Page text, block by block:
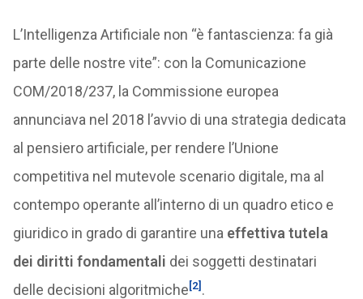
L’Intelligenza Artificiale non “è fantascienza: fa già
parte delle nostre vite”: con la Comunicazione
COM/2018/237, la Commissione europea
annunciava nel 2018 l’avvio di una strategia dedicata
al pensiero artificiale, per rendere l’Unione
competitiva nel mutevole scenario digitale, ma al
contempo operante all’interno di un quadro etico e
giuridico in grado di garantire una effettiva tutela
dei diritti fondamentali dei soggetti destinatari
delle decisioni algoritmiche[2] .